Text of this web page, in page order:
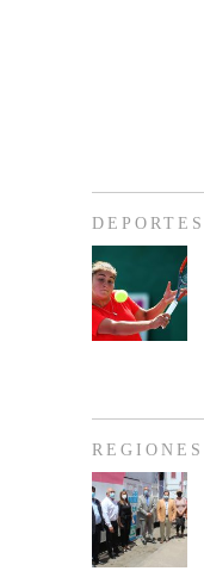
DEPORTES
REGIONES